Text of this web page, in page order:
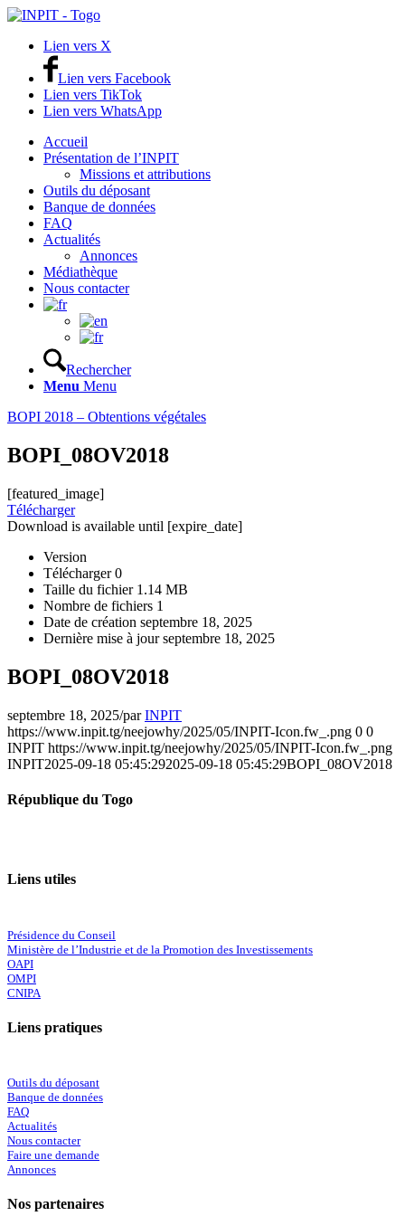
Lien vers X
Lien vers Facebook
Lien vers TikTok
Lien vers WhatsApp
Accueil
Présentation de l’INPIT
Missions et attributions
Outils du déposant
Banque de données
FAQ
Actualités
Annonces
Médiathèque
Nous contacter
Rechercher
Menu Menu
BOPI 2018 – Obtentions végétales
BOPI_08OV2018
[featured_image]
Télécharger
Download is available until [expire_date]
Version
Télécharger0
Taille du fichier 1.14 MB
Nombre de fichiers 1
Date de création septembre 18, 2025
Dernière mise à jourseptembre 18, 2025
BOPI_08OV2018
septembre 18, 2025/parINPIT
https://www.inpit.tg/neejowhy/2025/05/INPIT-Icon.fw_.png 0 0
INPIT https://www.inpit.tg/neejowhy/2025/05/INPIT-Icon.fw_.png
INPIT2025-09-18 05:45:292025-09-18 05:45:29BOPI_08OV2018
République du Togo
Liens utiles
Présidence du Conseil
Ministère de l’Industrie et de la Promotion des Investissements
OAPI
OMPI
CNIPA
Liens pratiques
Outils du déposant
Banque de données
FAQ
Actualités
Nous contacter
Faire une demande
Annonces
Nos partenaires